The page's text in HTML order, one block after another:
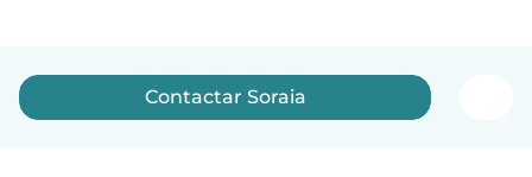
Contactar Soraia